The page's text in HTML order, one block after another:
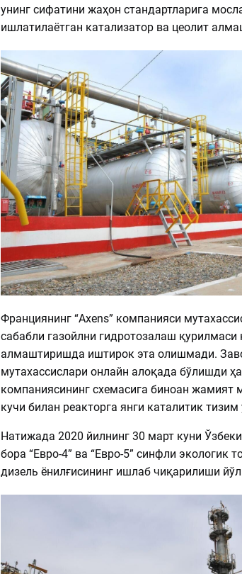
унинг сифатини жаҳон стандартларига
ишлатилаётган катализатор ва цеолит
Франциянинг “Axens” компанияси
сабабли газойлни гидротозалаш қурилмаси
алмаштиришда иштирок эта олишмади.
мутахассислари онлайн алоқада бўлишди
компаниясининг схемасига биноан жамият
кучи билан реакторга янги каталитик тизим
Натижада 2020 йилнинг 30 март куни
бора “Евро-4” ва “Евро-5” синфли экологик
дизель ёнилғисининг ишлаб чиқарилиши